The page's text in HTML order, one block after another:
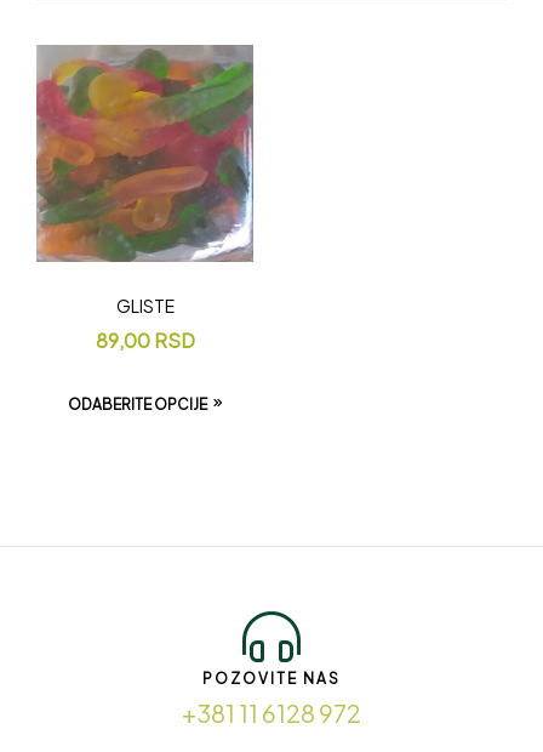
GLISTE
89,00RSD
ODABERITE OPCIJE
POZOVITE NAS
+381 11 6128 972